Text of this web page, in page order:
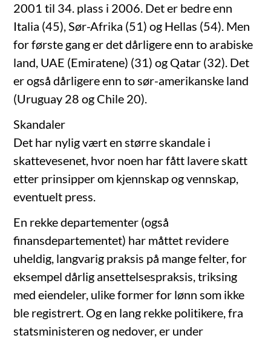
2001 til 34. plass i 2006. Det er bedre enn
Italia (45), Sør-Afrika (51) og Hellas (54). Men
for første gang er det dårligere enn to arabiske
land, UAE (Emiratene) (31) og Qatar (32). Det
er også dårligere enn to sør-amerikanske land
(Uruguay 28 og Chile 20).
Skandaler
Det har nylig vært en større skandale i
skattevesenet, hvor noen har fått lavere skatt
etter prinsipper om kjennskap og vennskap,
eventuelt press.
En rekke departementer (også
finansdepartementet) har måttet revidere
uheldig, langvarig praksis på mange felter, for
eksempel dårlig ansettelsespraksis, triksing
med eiendeler, ulike former for lønn som ikke
ble registrert. Og en lang rekke politikere, fra
statsministeren og nedover, er under